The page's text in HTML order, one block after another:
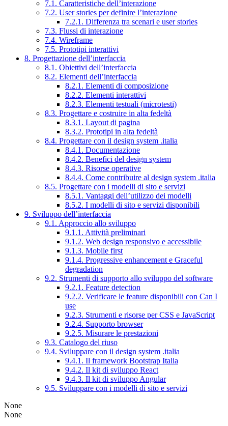
7.1. Caratteristiche dell’interazione
7.2. User stories per definire l’interazione
7.2.1. Differenza tra scenari e user stories
7.3. Flussi di interazione
7.4. Wireframe
7.5. Prototipi interattivi
8. Progettazione dell’interfaccia
8.1. Obiettivi dell’interfaccia
8.2. Elementi dell’interfaccia
8.2.1. Elementi di composizione
8.2.2. Elementi interattivi
8.2.3. Elementi testuali (microtesti)
8.3. Progettare e costruire in alta fedeltà
8.3.1. Layout di pagina
8.3.2. Prototipi in alta fedeltà
8.4. Progettare con il design system .italia
8.4.1. Documentazione
8.4.2. Benefici del design system
8.4.3. Risorse operative
8.4.4. Come contribuire al design system .italia
8.5. Progettare con i modelli di sito e servizi
8.5.1. Vantaggi dell’utilizzo dei modelli
8.5.2. I modelli di sito e servizi disponibili
9. Sviluppo dell’interfaccia
9.1. Approccio allo sviluppo
9.1.1. Attività preliminari
9.1.2. Web design responsivo e accessibile
9.1.3. Mobile first
9.1.4. Progressive enhancement e Graceful
degradation
9.2. Strumenti di supporto allo sviluppo del software
9.2.1. Feature detection
9.2.2. Verificare le feature disponibili con Can I
use
9.2.3. Strumenti e risorse per CSS e JavaScript
9.2.4. Supporto browser
9.2.5. Misurare le prestazioni
9.3. Catalogo del riuso
9.4. Sviluppare con il design system .italia
9.4.1. Il framework Bootstrap Italia
9.4.2. Il kit di sviluppo React
9.4.3. Il kit di sviluppo Angular
9.5. Sviluppare con i modelli di sito e servizi
None
None